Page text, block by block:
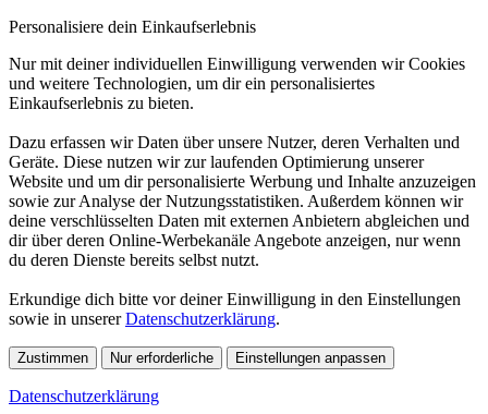
Personalisiere dein Einkaufserlebnis
Nur mit deiner individuellen Einwilligung verwenden wir Cookies
und weitere Technologien, um dir ein personalisiertes
Einkaufserlebnis zu bieten.
Dazu erfassen wir Daten über unsere Nutzer, deren Verhalten und
Geräte. Diese nutzen wir zur laufenden Optimierung unserer
Website und um dir personalisierte Werbung und Inhalte anzuzeigen
sowie zur Analyse der Nutzungsstatistiken. Außerdem können wir
deine verschlüsselten Daten mit externen Anbietern abgleichen und
dir über deren Online-Werbekanäle Angebote anzeigen, nur wenn
du deren Dienste bereits selbst nutzt.
Erkundige dich bitte vor deiner Einwilligung in den Einstellungen
sowie in unsererDatenschutzerklärung.
Zustimmen Nur erforderliche Einstellungen anpassen
Datenschutzerklärung